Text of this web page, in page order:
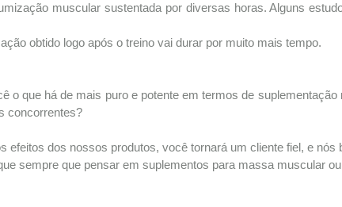
muscular sustentada por diversas horas. Alguns
obtido logo após o treino vai durar por muito mais tempo.
o que há de mais puro e potente em termos de
concorrentes?
efeitos dos nossos produtos, você tornará um cliente fiel, e
sempre que pensar em suplementos para massa muscular